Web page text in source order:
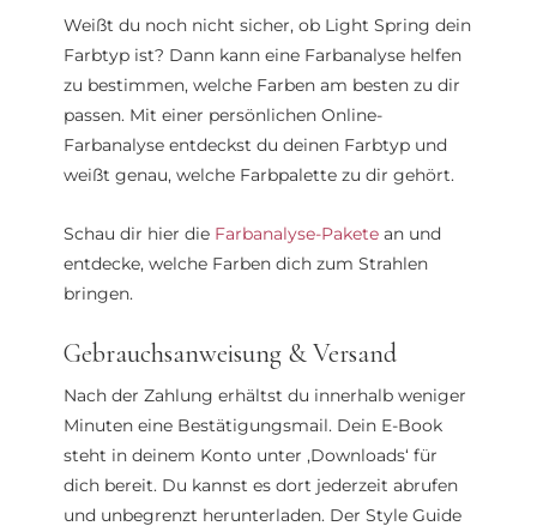
Weißt du noch nicht sicher, ob Light Spring dein
Farbtyp ist? Dann kann eine Farbanalyse helfen
zu bestimmen, welche Farben am besten zu dir
passen. Mit einer persönlichen Online-
Farbanalyse entdeckst du deinen Farbtyp und
weißt genau, welche Farbpalette zu dir gehört.
Schau dir hier die Farbanalyse-Paketean und
entdecke, welche Farben dich zum Strahlen
bringen.
Gebrauchsanweisung & Versand
Nach der Zahlung erhältst du innerhalb weniger
Minuten eine Bestätigungsmail. Dein E-Book
steht in deinem Konto unter ‚Downloads‘ für
dich bereit. Du kannst es dort jederzeit abrufen
und unbegrenzt herunterladen. Der Style Guide